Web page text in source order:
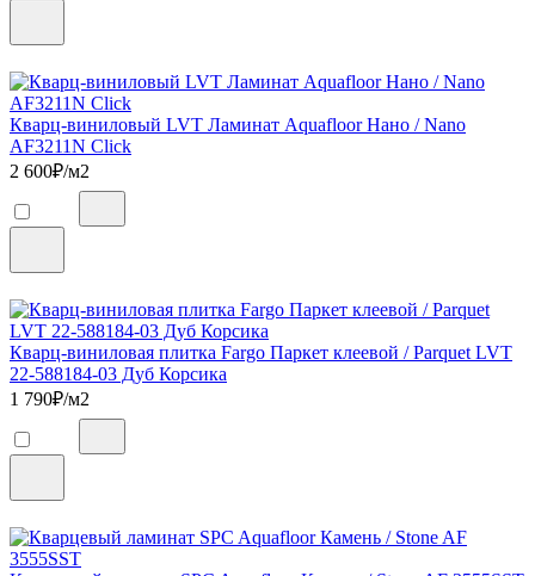
Кварц-виниловый LVT Ламинат Aquafloor Нано / Nano
AF3211N Click
2 600₽/м2
Кварц-виниловая плитка Fargo Паркет клеевой / Parquet LVT
22-588184-03 Дуб Корсика
1 790₽/м2